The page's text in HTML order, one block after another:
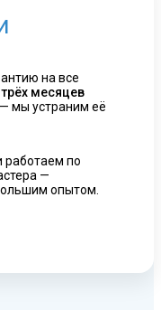
на все
трёх месяцев
мы устраним её
работаем по
—
опытом.